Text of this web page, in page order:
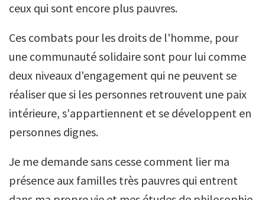
ceux qui sont encore plus pauvres.
Ces combats pour les droits de l'homme, pour
une communauté solidaire sont pour lui comme
deux niveaux d'engagement qui ne peuvent se
réaliser que si les personnes retrouvent une paix
intérieure, s'appartiennent et se développent en
personnes dignes.
Je me demande sans cesse comment lier ma
présence aux familles très pauvres qui entrent